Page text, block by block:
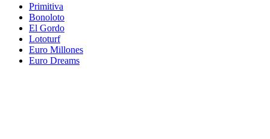
Primitiva
Bonoloto
El Gordo
Lototurf
Euro Millones
Euro Dreams